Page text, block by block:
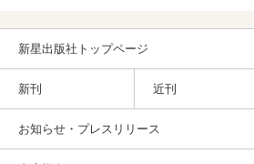
新星出版社トップページ
新刊 近刊
お知らせ・プレスリリース